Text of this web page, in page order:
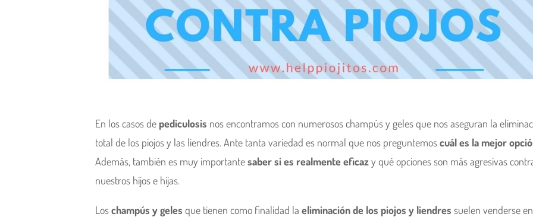
En los casos de pediculosis nos encontramos con numerosos champús y geles que nos aseguran la
total de los piojos y las liendres. Ante tanta variedad es normal que nos preguntemoscuál es la mejor
Además, también es muy importantesaber si es realmente eficazy qué opciones son más agresivas
nuestros hijos e hijas.
Loschampús y geles que tienen como finalidad la eliminación de los piojos y liendres suelen venderse en